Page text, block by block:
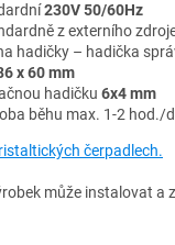
230V 50/60Hz
z externího
hadičky – hadička
x 60 mm
hadičku 6x4 mm
běhu max. 1-2 hod./
čerpadlech.
může instalovat